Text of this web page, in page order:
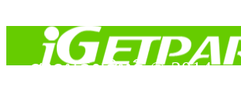
สงวนลิขสิทธิ์ © 2014